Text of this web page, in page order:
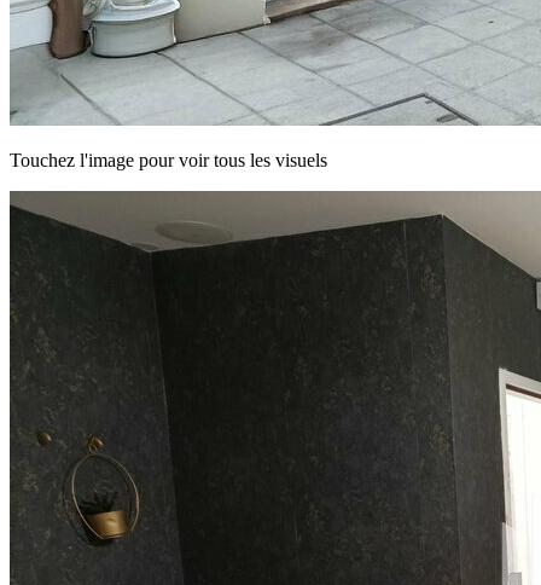
Touchez l'image pour voir tous les visuels